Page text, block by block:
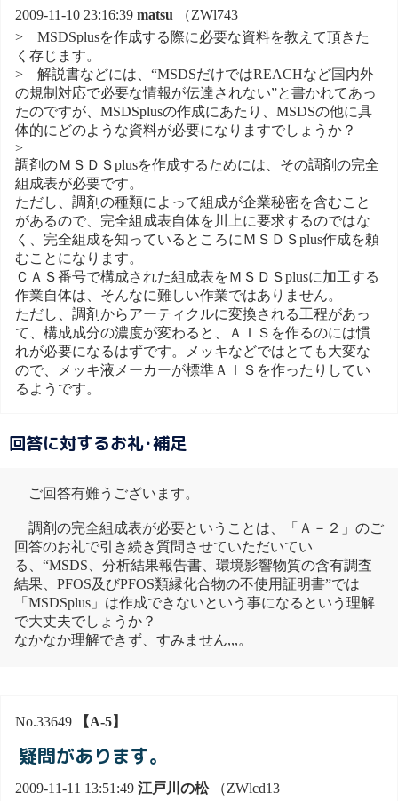
2009-11-10 23:16:39 matsu （ZWl743
> MSDSplusを作成する際に必要な資料を教えて頂きた
く存じます。
> 解説書などには、“MSDSだけではREACHなど国内外
の規制対応で必要な情報が伝達されない”と書かれてあっ
たのですが、MSDSplusの作成にあたり、MSDSの他に具
体的にどのような資料が必要になりますでしょうか？
>
調剤のＭＳＤＳplusを作成するためには、その調剤の完全
組成表が必要です。
ただし、調剤の種類によって組成が企業秘密を含むこと
があるので、完全組成表自体を川上に要求するのではな
く、完全組成を知っているところにＭＳＤＳplus作成を頼
むことになります。
ＣＡＳ番号で構成された組成表をＭＳＤＳplusに加工する
作業自体は、そんなに難しい作業ではありません。
ただし、調剤からアーティクルに変換される工程があっ
て、構成成分の濃度が変わると、ＡＩＳを作るのには慣
れが必要になるはずです。メッキなどではとても大変な
ので、メッキ液メーカーが標準ＡＩＳを作ったりしてい
るようです。
回答に対するお礼･補足
ご回答有難うございます。
調剤の完全組成表が必要ということは、「Ａ－２」のご
回答のお礼で引き続き質問させていただいてい
る、“MSDS、分析結果報告書、環境影響物質の含有調査
結果、PFOS及びPFOS類縁化合物の不使用証明書”では
「MSDSplus」は作成できないという事になるという理解
で大丈夫でしょうか？
なかなか理解できず、すみません,,,。
No.33649 【A-5】
疑問があります。
2009-11-11 13:51:49 江戸川の松（ZWlcd13